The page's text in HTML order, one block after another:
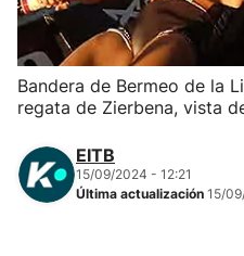
Balonmano
Kirolak 360
Carreras de montaña
Bandera de Bermeo de la
regata de Zierbena, vista
EITB
15/09/2024 - 12:21
Última actualización 15/